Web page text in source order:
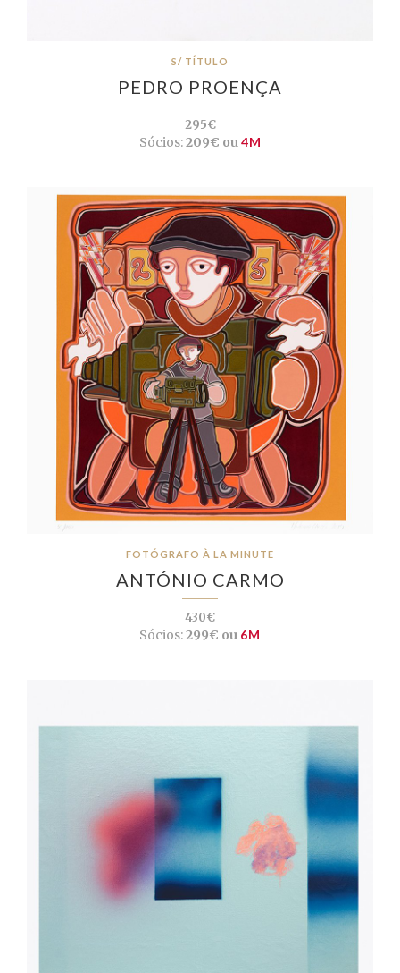
S/ TÍTULO
PEDRO PROENÇA
295€
Sócios:209€ ou4M
FOTÓGRAFO À LA MINUTE
ANTÓNIO CARMO
430€
Sócios:299€ ou 6M